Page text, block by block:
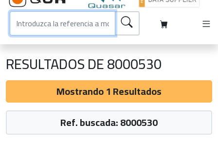
RESULTADOS DE 8000530
Mostrando 1 Resultados
Ref. buscada: 8000530